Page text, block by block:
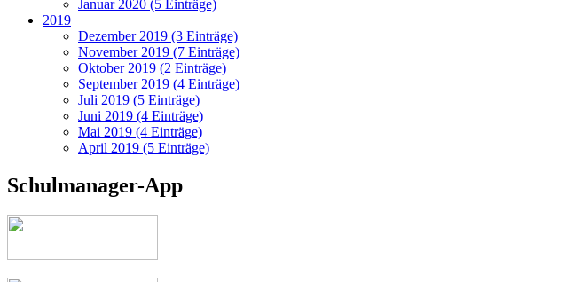
Januar 2020 (5 Einträge)
2019
Dezember 2019 (3 Einträge)
November 2019 (7 Einträge)
Oktober 2019 (2 Einträge)
September 2019 (4 Einträge)
Juli 2019 (5 Einträge)
Juni 2019 (4 Einträge)
Mai 2019 (4 Einträge)
April 2019 (5 Einträge)
Schulmanager-App